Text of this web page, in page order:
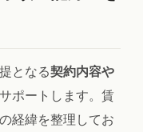
となる契約内容や
ポートします。賃
経緯を整理してお